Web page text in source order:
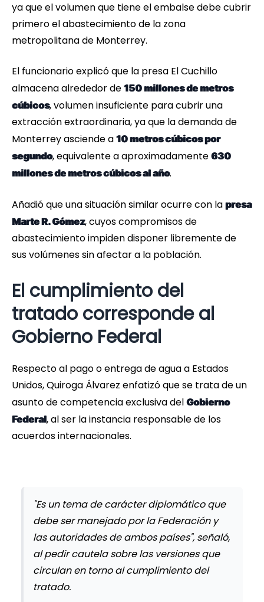
ya que el volumen que tiene el embalse debe cubrir
primero el abastecimiento de la zona
metropolitana de Monterrey.
El funcionario explicó que la presa El Cuchillo
almacena alrededor de 150 millones de metros
cúbicos, volumen insuficiente para cubrir una
extracción extraordinaria, ya que la demanda de
Monterrey asciende a 10 metros cúbicos por
segundo, equivalente a aproximadamente 630
millones de metros cúbicos al año.
Añadió que una situación similar ocurre con la presa
Marte R. Gómez, cuyos compromisos de
abastecimiento impiden disponer libremente de
sus volúmenes sin afectar a la población.
El cumplimiento del
tratado corresponde al
Gobierno Federal
Respecto al pago o entrega de agua a Estados
Unidos, Quiroga Álvarez enfatizó que se trata de un
asunto de competencia exclusiva del Gobierno
Federal, al ser la instancia responsable de los
acuerdos internacionales.
"Es un tema de carácter diplomático que
debe ser manejado por la Federación y
las autoridades de ambos países", señaló,
al pedir cautela sobre las versiones que
circulan en torno al cumplimiento del
tratado.